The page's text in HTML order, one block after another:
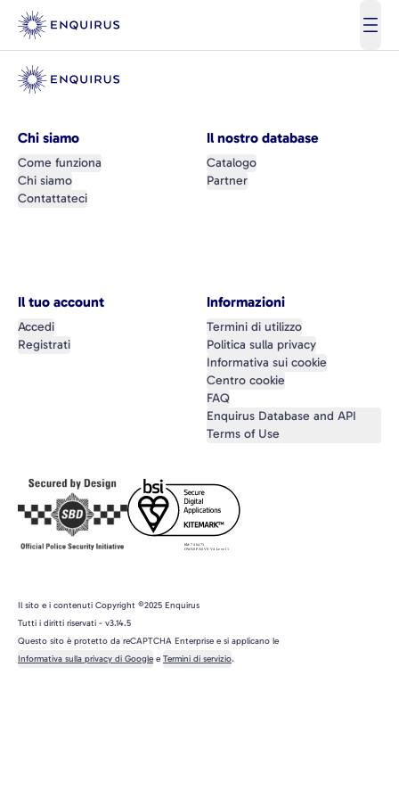
Chi siamo
Come funziona
Chi siamo
Contattateci
Il nostro database
Catalogo
Partner
Il tuo account
Accedi
Registrati
Informazioni
Termini di utilizzo
Politica sulla privacy
Informativa sui cookie
Centro cookie
FAQ
Enquirus Database and API
Terms of Use
Il sito e i contenuti Copyright ©2025 Enquirus
Tutti i diritti riservati - v3.14.5
Questo sito è protetto da reCAPTCHA Enterprise e si applicano le
Informativa sulla privacy di Google e Termini di servizio.